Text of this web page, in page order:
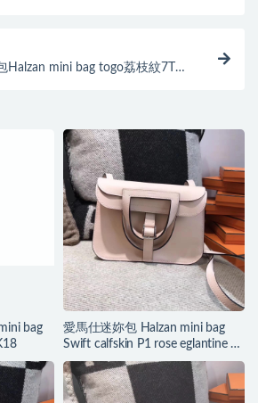
Halzan mini bag togo荔枝紋7T
bag
愛馬仕迷妳包 Halzan mini bag
Swift calfskin P1 rose eglantine 月
季花粉